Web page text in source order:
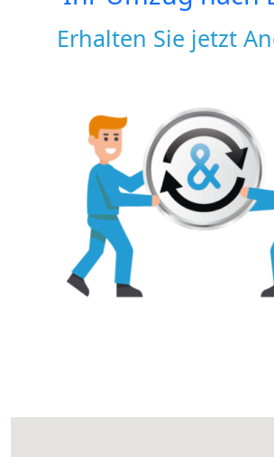
Erhalten Sie jetzt